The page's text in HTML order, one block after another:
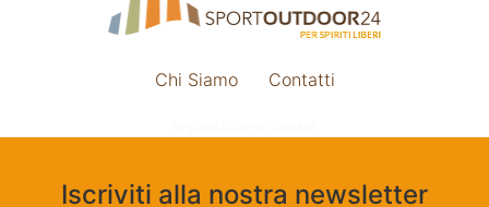
Chi Siamo Contatti
Iscriviti alla nostra newsletter